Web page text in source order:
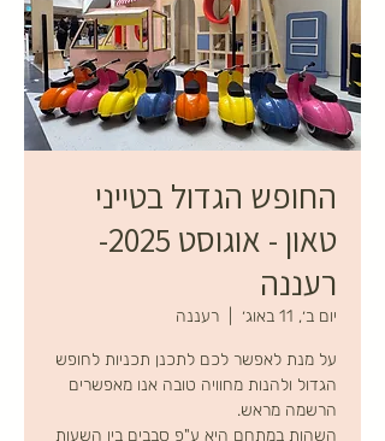
החופש הגדול בטייני
טאון - אוגוסט 2025-
רעננה
יום ב׳, 11 באוג׳ רעננה
על מנת לאפשר לכם לתכנן תכניות לחופש
הגדול ולהנות מחוויה טובה אנו מאפשרים
השהות במתחם היא ע"פ סבבים בין השעות